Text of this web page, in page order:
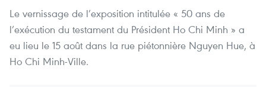
Le vernissage de l’exposition intitulée « 50 ans de
l’exécution du testament du Président Ho Chi Minh » a
eu lieu le 15 août dans la rue piétonnière Nguyen Hue, à
Ho Chi Minh-Ville.